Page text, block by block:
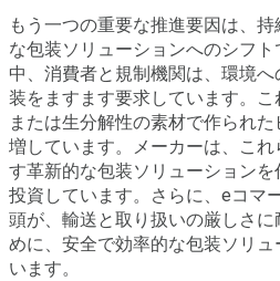
もう一つの重要な推進要因は、
な包装ソリューションへのシフ
中、消費者と規制機関は、環境
装をますます要求しています。
または生分解性の素材で作られ
増しています。メーカーは、こ
す革新的な包装ソリューション
投資しています。さらに、eコマ
頭が、輸送と取り扱いの厳しさ
めに、安全で効率的な包装ソリ
います。